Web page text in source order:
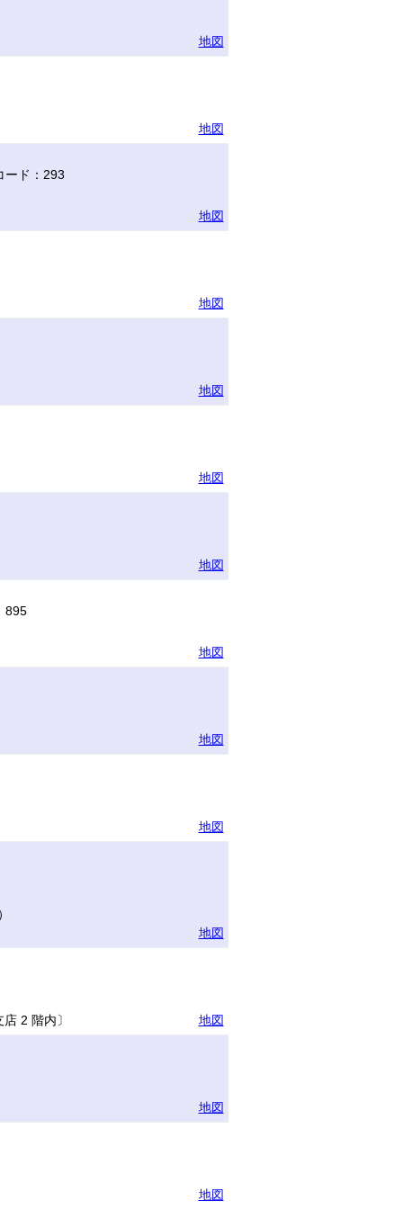
地図
地図
ド：293
地図
地図
地図
地図
地図
895
地図
地図
地図
地図
2 階内〕
地図
地図
地図